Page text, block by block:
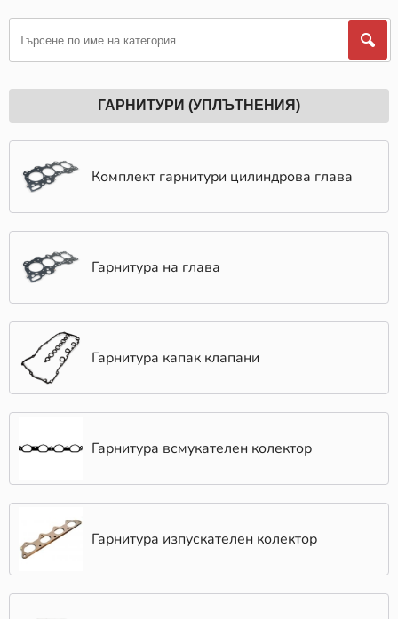
ГАРНИТУРИ (УПЛЪТНЕНИЯ)
Комплект гарнитури цилиндрова глава
Гарнитура на глава
Гарнитура капак клапани
Гарнитура всмукателен колектор
Гарнитура изпускателен колектор